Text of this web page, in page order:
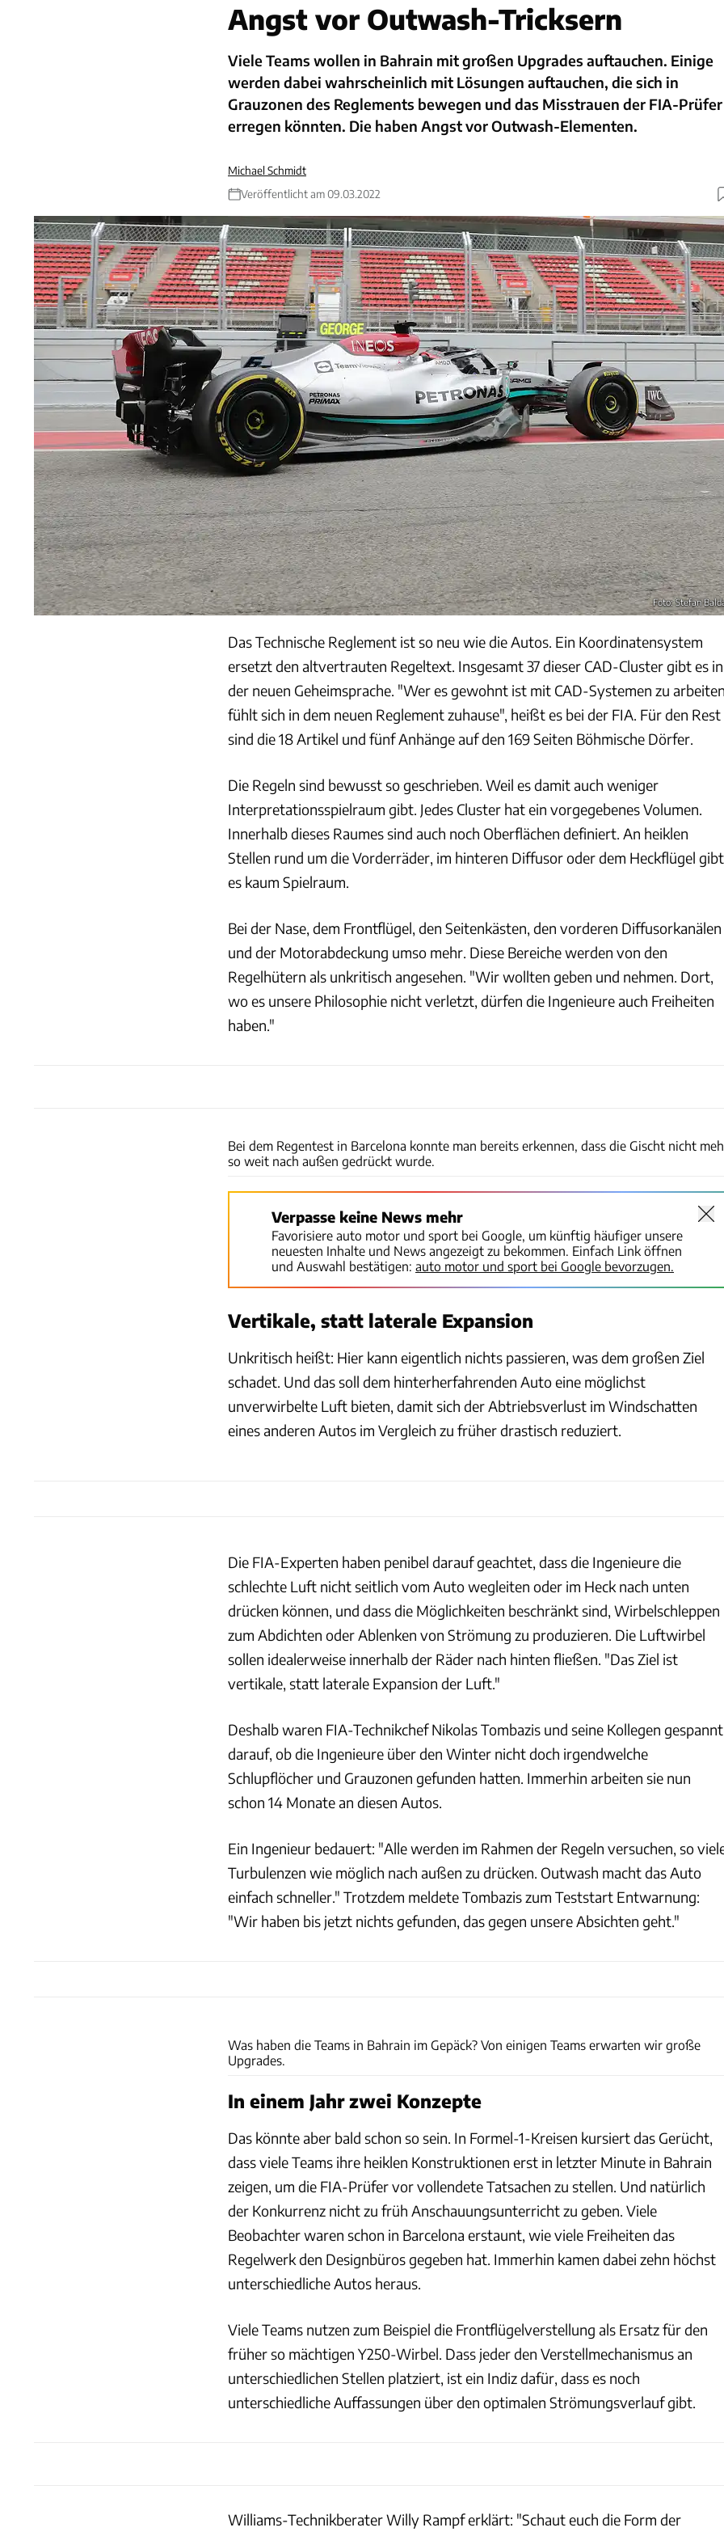
Angst vor Outwash-Tricksern
Viele Teams wollen in Bahrain mit großen Upgrades auftauchen. Einige
werden dabei wahrscheinlich mit Lösungen auftauchen, die sich in
Grauzonen des Reglements bewegen und das Misstrauen der FIA-Prüfer
erregen könnten. Die haben Angst vor Outwash-Elementen.
Michael Schmidt
Veröffentlicht am 09.03.2022
Foto: Stefan
Das Technische Reglement ist so neu wie die Autos. Ein Koordinatensystem
ersetzt den altvertrauten Regeltext. Insgesamt 37 dieser CAD-Cluster gibt es in
der neuen Geheimsprache. "Wer es gewohnt ist mit CAD-Systemen zu
fühlt sich in dem neuen Reglement zuhause", heißt es bei der FIA. Für den Rest
sind die 18 Artikel und fünf Anhänge auf den 169 Seiten Böhmische Dörfer.
Die Regeln sind bewusst so geschrieben. Weil es damit auch weniger
Interpretationsspielraum gibt. Jedes Cluster hat ein vorgegebenes Volumen.
Innerhalb dieses Raumes sind auch noch Oberflächen definiert. An heiklen
Stellen rund um die Vorderräder, im hinteren Diffusor oder dem Heckflügel gibt
es kaum Spielraum.
Bei der Nase, dem Frontflügel, den Seitenkästen, den vorderen Diffusorkanälen
und der Motorabdeckung umso mehr. Diese Bereiche werden von den
Regelhütern als unkritisch angesehen. "Wir wollten geben und nehmen. Dort,
wo es unsere Philosophie nicht verletzt, dürfen die Ingenieure auch Freiheiten
haben."
Bei dem Regentest in Barcelona konnte man bereits erkennen, dass die Gischt nicht
so weit nach außen gedrückt wurde.
Verpasse keine News mehr
Favorisiere auto motor und sport bei Google, um künftig häufiger unsere
neuesten Inhalte und News angezeigt zu bekommen. Einfach Link öffnen
und Auswahl bestätigen: auto motor und sport bei Google bevorzugen.
Vertikale, statt laterale Expansion
Unkritisch heißt: Hier kann eigentlich nichts passieren, was dem großen Ziel
schadet. Und das soll dem hinterherfahrenden Auto eine möglichst
unverwirbelte Luft bieten, damit sich der Abtriebsverlust im Windschatten
eines anderen Autos im Vergleich zu früher drastisch reduziert.
Die FIA-Experten haben penibel darauf geachtet, dass die Ingenieure die
schlechte Luft nicht seitlich vom Auto wegleiten oder im Heck nach unten
drücken können, und dass die Möglichkeiten beschränkt sind, Wirbelschleppen
zum Abdichten oder Ablenken von Strömung zu produzieren. Die Luftwirbel
sollen idealerweise innerhalb der Räder nach hinten fließen. "Das Ziel ist
vertikale, statt laterale Expansion der Luft."
Deshalb waren FIA-Technikchef Nikolas Tombazis und seine Kollegen gespannt
darauf, ob die Ingenieure über den Winter nicht doch irgendwelche
Schlupflöcher und Grauzonen gefunden hatten. Immerhin arbeiten sie nun
schon 14 Monate an diesen Autos.
Ein Ingenieur bedauert: "Alle werden im Rahmen der Regeln versuchen, so
Turbulenzen wie möglich nach außen zu drücken. Outwash macht das Auto
einfach schneller." Trotzdem meldete Tombazis zum Teststart Entwarnung:
"Wir haben bis jetzt nichts gefunden, das gegen unsere Absichten geht."
Was haben die Teams in Bahrain im Gepäck? Von einigen Teams erwarten wir große
Upgrades.
In einem Jahr zwei Konzepte
Das könnte aber bald schon so sein. In Formel-1-Kreisen kursiert das Gerücht,
dass viele Teams ihre heiklen Konstruktionen erst in letzter Minute in Bahrain
zeigen, um die FIA-Prüfer vor vollendete Tatsachen zu stellen. Und natürlich
der Konkurrenz nicht zu früh Anschauungsunterricht zu geben. Viele
Beobachter waren schon in Barcelona erstaunt, wie viele Freiheiten das
Regelwerk den Designbüros gegeben hat. Immerhin kamen dabei zehn höchst
unterschiedliche Autos heraus.
Viele Teams nutzen zum Beispiel die Frontflügelverstellung als Ersatz für den
früher so mächtigen Y250-Wirbel. Dass jeder den Verstellmechanismus an
unterschiedlichen Stellen platziert, ist ein Indiz dafür, dass es noch
unterschiedliche Auffassungen über den optimalen Strömungsverlauf gibt.
Williams-Technikberater Willy Rampf erklärt: "Schaut euch die Form der